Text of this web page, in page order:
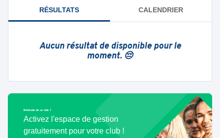
RÉSULTATS CALENDRIER
Aucun résultat de disponible pour le
moment. 😔
Bénévole de ce club ?
Activez l'espace de gestion
gratuitement pour votre club !